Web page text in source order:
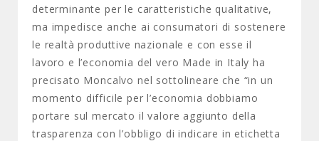
determinante per le caratteristiche qualitative,
ma impedisce anche ai consumatori di sostenere
le realtà produttive nazionale e con esse il
lavoro e l’economia del vero Made in Italy ha
precisato Moncalvo nel sottolineare che “in un
momento difficile per l’economia dobbiamo
portare sul mercato il valore aggiunto della
trasparenza con l’obbligo di indicare in etichetta